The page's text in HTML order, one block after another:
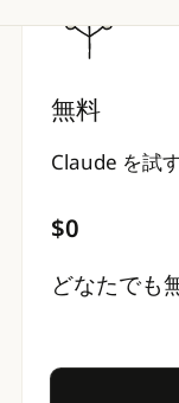
無料
Claude を試
$0
どなたでも